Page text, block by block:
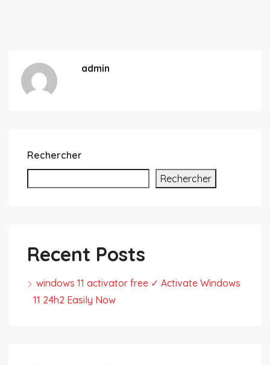
admin
Rechercher
Rechercher
Recent Posts
windows 11 activator free ✓ Activate Windows
11 24h2 Easily Now